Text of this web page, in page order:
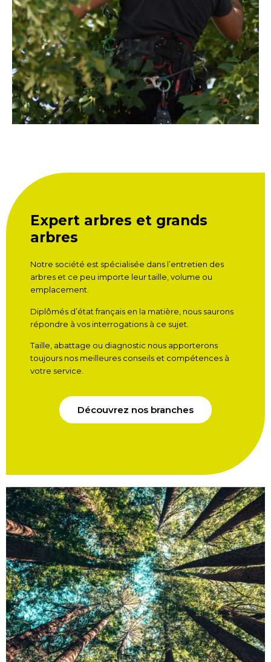
Expert arbres et grands
arbres
Notre société est spécialisée dans l’entretien des
arbres et ce peu importe leur taille, volume ou
emplacement.
Diplômés d’état français en la matière, nous saurons
répondre à vos interrogations à ce sujet.
Taille, abattage ou diagnostic nous apporterons
toujours nos meilleures conseils et compétences à
votre service.
Découvrez nos branches